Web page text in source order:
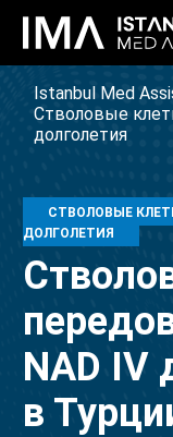
Istanbul Med
Стволовые
долголетия
СТВОЛОВЫЕ
ДОЛГОЛЕТИЯ
NAD IV
в